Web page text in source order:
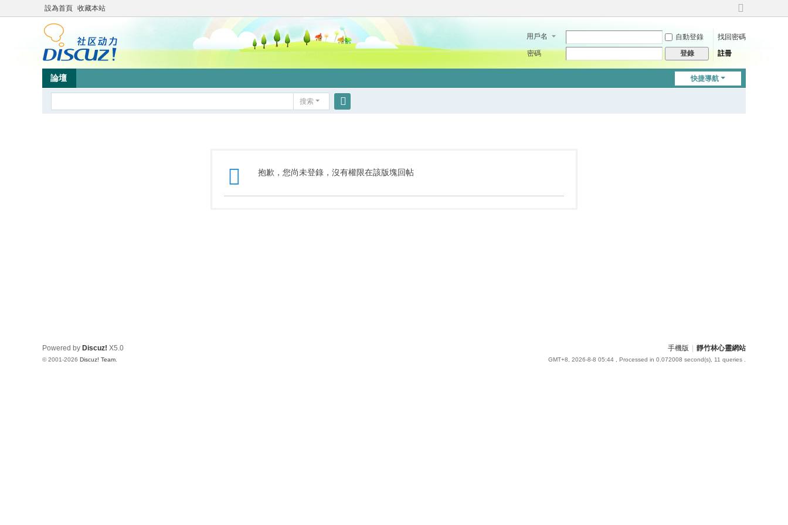
設為首頁 收藏本站
切
到
用戶名 自動登錄
找回密碼
密碼
登錄 註冊
快捷導航
論壇
搜索
抱歉，您尚未登錄，沒有權限在該版塊回帖
手機版 靜竹林心靈網站
GMT+8, 2026-8-8 05:44 , Processed in 0.072008 second(s), 11 queries .
Powered by Discuz! X5.0
© 2001-2026 Discuz! Team